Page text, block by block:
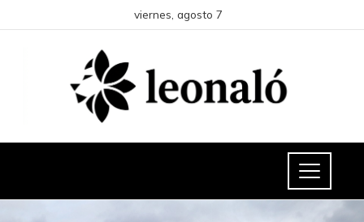
viernes, agosto 7